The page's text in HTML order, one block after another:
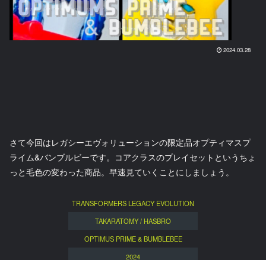
2024.03.28
さて今回はレガシーエヴォリューションの限定品オプティマスプ
ライム&バンブルビーです。コアクラスのプレイセットというちょ
っと毛色の変わった商品。早速見ていくことにしましょう。
TRANSFORMERS LEGACY EVOLUTION
TAKARATOMY / HASBRO
OPTIMUS PRIME & BUMBLEBEE
2024